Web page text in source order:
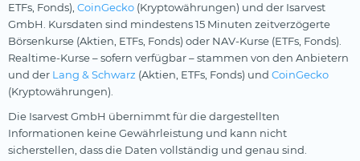
ETFs, Fonds), CoinGecko (Kryptowährungen) und der Isarvest
GmbH. Kursdaten sind mindestens 15 Minuten zeitverzögerte
Börsenkurse (Aktien, ETFs, Fonds) oder NAV-Kurse (ETFs, Fonds).
Realtime-Kurse – sofern verfügbar – stammen von den Anbietern
und der Lang & Schwarz (Aktien, ETFs, Fonds) und CoinGecko
(Kryptowährungen).
Die Isarvest GmbH übernimmt für die dargestellten
Informationen keine Gewährleistung und kann nicht
sicherstellen, dass die Daten vollständig und genau sind.